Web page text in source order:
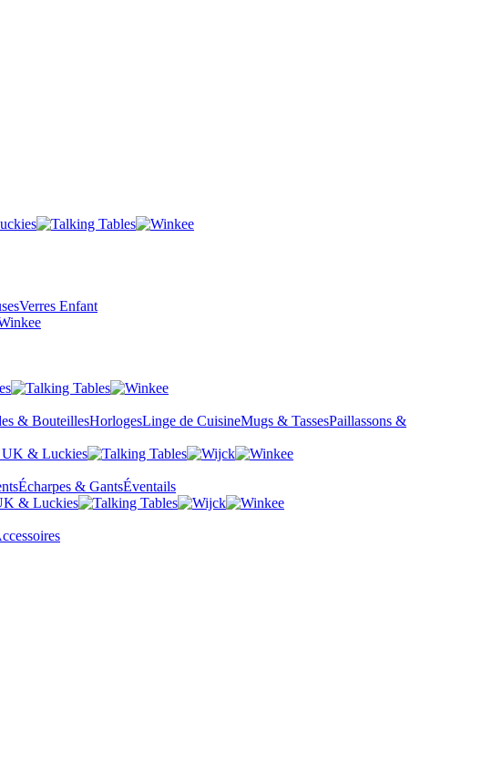
Verres Enfant
& BouteillesHorlogesLinge de CuisineMugs & TassesPaillassons &
Écharpes & GantsÉventails